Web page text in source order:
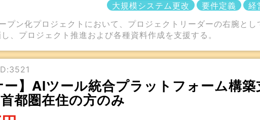
大規模システム更改
要件定義
経
プン化プロジェクトにおいて、プロジェクトリーダーの右腕とし
、プロジェクト推進および各種資料作成を支援する。
ー】AIツール統合プラットフォーム構
都圏在住の方のみ